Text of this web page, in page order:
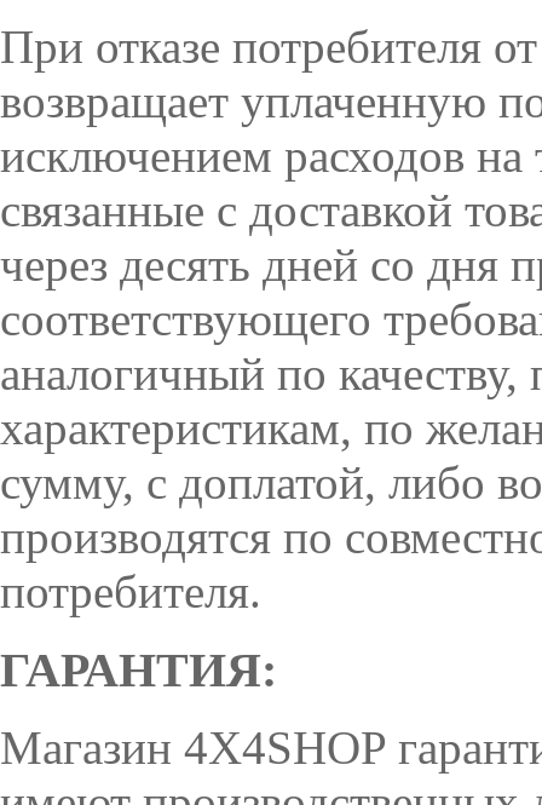
При отказе потребителя
возвращает уплаченную
исключением расходов на
связанные с доставкой
через десять дней со дня
соответствующего
аналогичный по
характеристикам, по
сумму, с доплатой, либо
производятся по
потребителя.
ГАРАНТИЯ:
Магазин 4X4SHOP